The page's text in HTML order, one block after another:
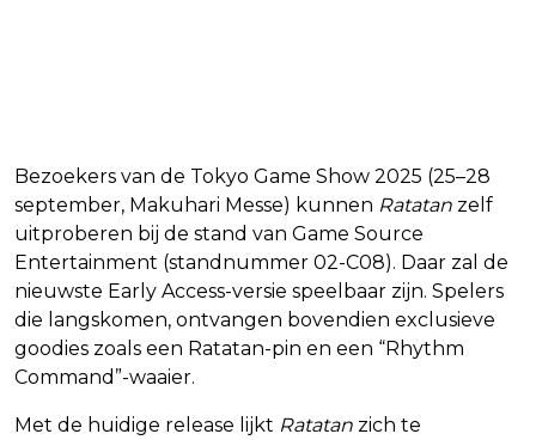
Bezoekers van de Tokyo Game Show 2025 (25–28
september, Makuhari Messe) kunnen Ratatan zelf
uitproberen bij de stand van Game Source
Entertainment (standnummer 02-C08). Daar zal de
nieuwste Early Access-versie speelbaar zijn. Spelers
die langskomen, ontvangen bovendien exclusieve
goodies zoals een Ratatan-pin en een “Rhythm
Command”-waaier.
Met de huidige release lijkt Ratatan zich te